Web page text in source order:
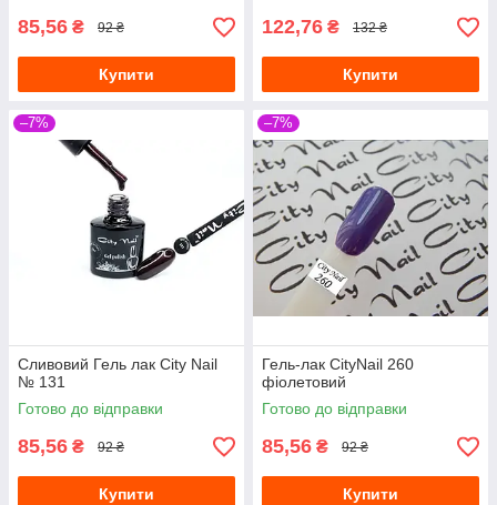
85,56 ₴ 92 ₴
Купити
122,76 ₴ 132 ₴
Купити
–7%
Сливовий Гель лак City Nail
№ 131
Готово до відправки
85,56 ₴ 92 ₴
Купити
–7%
Гель-лак CityNail 260
фіолетовий
Готово до відправки
85,56 ₴ 92 ₴
Купити